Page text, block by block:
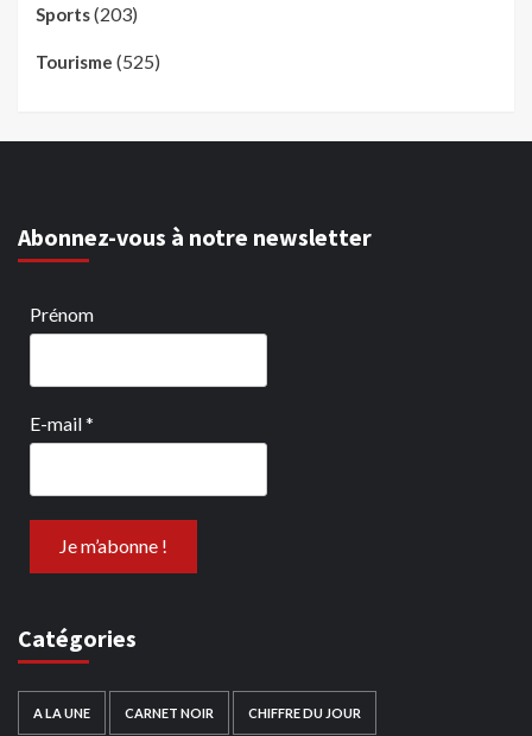
Sports(203)
Tourisme (525)
Abonnez-vous à notre newsletter
Prénom
E-mail*
Catégories
A LA UNE CARNET NOIR CHIFFRE DU JOUR